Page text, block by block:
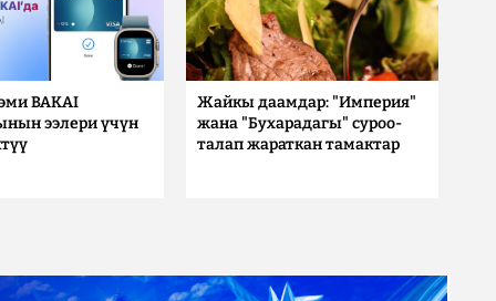
BAKAI
ээлери үчүн
Жайкы даамдар: "Империя"
жана "Бухарадагы" суроо-
талап жараткан тамактар